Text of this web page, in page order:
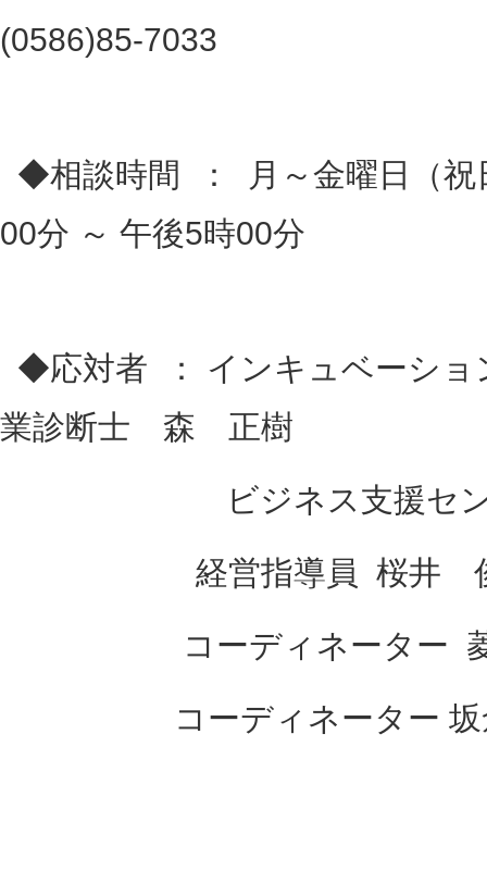
(0586)85-7033
◆相談時間 ： 月～金曜日（
00分 ～ 午後5時00分
◆応対者 ： インキュベーショ
業診断士 森 正樹
ビジネス支援センタ
経営指導員 桜井
コーディネーター
コーディネーター 坂